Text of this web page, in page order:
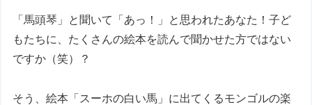
「馬頭琴」と聞いて「あっ！」と思われたあなた！子ど
もたちに、たくさんの絵本を読んで聞かせた方ではない
ですか（笑）？
そう、絵本「スーホの白い馬」に出てくるモンゴルの楽